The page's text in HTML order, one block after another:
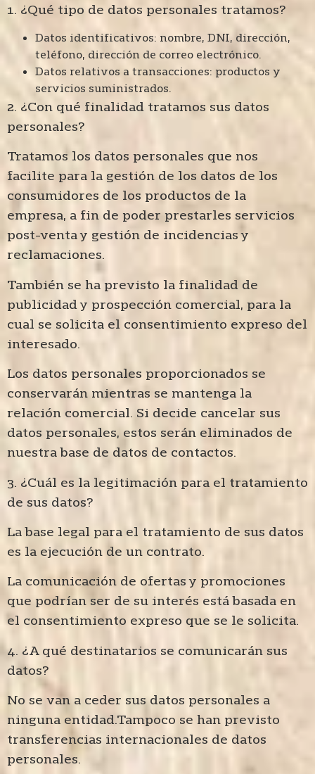
1. ¿Qué tipo de datos personales tratamos?
Datos identificativos: nombre, DNI, dirección,
teléfono, dirección de correo electrónico.
Datos relativos a transacciones: productos y
servicios suministrados.
2. ¿Con qué finalidad tratamos sus datos
personales?
Tratamos los datos personales que nos
facilite para la gestión de los datos de los
consumidores de los productos de la
empresa, a fin de poder prestarles servicios
post-venta y gestión de incidencias y
reclamaciones.
También se ha previsto la finalidad de
publicidad y prospección comercial, para la
cual se solicita el consentimiento expreso del
interesado.
Los datos personales proporcionados se
conservarán mientras se mantenga la
relación comercial. Si decide cancelar sus
datos personales, estos serán eliminados de
nuestra base de datos de contactos.
3. ¿Cuál es la legitimación para el tratamiento
de sus datos?
La base legal para el tratamiento de sus datos
es la ejecución de un contrato.
La comunicación de ofertas y promociones
que podrían ser de su interés está basada en
el consentimiento expreso que se le solicita.
4. ¿A qué destinatarios se comunicarán sus
datos?
No se van a ceder sus datos personales a
ninguna entidad.Tampoco se han previsto
transferencias internacionales de datos
personales.